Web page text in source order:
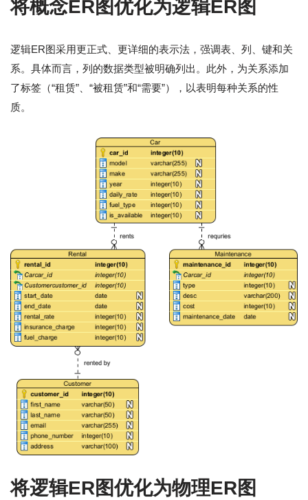
将概念ER图优化为逻辑ER图
逻辑ER图采用更正式、更详细的表示法，强调表、列、键和关
系。具体而言，列的数据类型被明确列出。此外，为关系添加
了标签（“租赁”、“被租赁”和“需要”），以表明每种关系的性
质。
将逻辑ER图优化为物理ER图